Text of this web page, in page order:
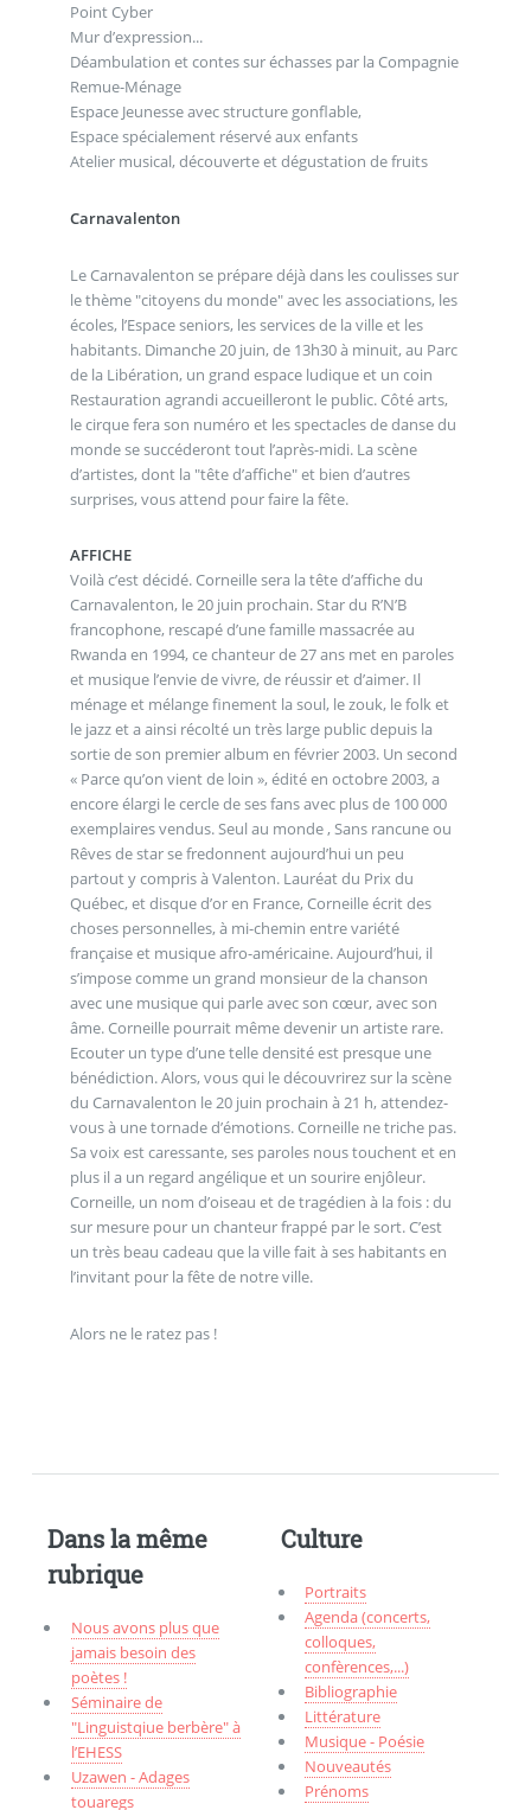
Point Cyber
Mur d’expression...
Déambulation et contes sur échasses par la Compagnie
Remue-Ménage
Espace Jeunesse avec structure gonflable,
Espace spécialement réservé aux enfants
Atelier musical, découverte et dégustation de fruits
Carnavalenton
Le Carnavalenton se prépare déjà dans les coulisses sur
le thème "citoyens du monde" avec les associations, les
écoles, l’Espace seniors, les services de la ville et les
habitants. Dimanche 20 juin, de 13h30 à minuit, au Parc
de la Libération, un grand espace ludique et un coin
Restauration agrandi accueilleront le public. Côté arts,
le cirque fera son numéro et les spectacles de danse du
monde se succéderont tout l’après-midi. La scène
d’artistes, dont la "tête d’affiche" et bien d’autres
surprises, vous attend pour faire la fête.
AFFICHE
Voilà c’est décidé. Corneille sera la tête d’affiche du
Carnavalenton, le 20 juin prochain. Star du R’N’B
francophone, rescapé d’une famille massacrée au
Rwanda en 1994, ce chanteur de 27 ans met en paroles
et musique l’envie de vivre, de réussir et d’aimer. Il
ménage et mélange finement la soul, le zouk, le folk et
le jazz et a ainsi récolté un très large public depuis la
sortie de son premier album en février 2003. Un second
« Parce qu’on vient de loin », édité en octobre 2003, a
encore élargi le cercle de ses fans avec plus de 100 000
exemplaires vendus. Seul au monde , Sans rancune ou
Rêves de star se fredonnent aujourd’hui un peu
partout y compris à Valenton. Lauréat du Prix du
Québec, et disque d’or en France, Corneille écrit des
choses personnelles, à mi-chemin entre variété
française et musique afro-américaine. Aujourd’hui, il
s’impose comme un grand monsieur de la chanson
avec une musique qui parle avec son cœur, avec son
âme. Corneille pourrait même devenir un artiste rare.
Ecouter un type d’une telle densité est presque une
bénédiction. Alors, vous qui le découvrirez sur la scène
du Carnavalenton le 20 juin prochain à 21 h, attendez-
vous à une tornade d’émotions. Corneille ne triche pas.
Sa voix est caressante, ses paroles nous touchent et en
plus il a un regard angélique et un sourire enjôleur.
Corneille, un nom d’oiseau et de tragédien à la fois : du
sur mesure pour un chanteur frappé par le sort. C’est
un très beau cadeau que la ville fait à ses habitants en
l’invitant pour la fête de notre ville.
Alors ne le ratez pas !
Dans la même
rubrique
Nous avons plus que
jamais besoin des
poètes !
Séminaire de
"Linguistqiue berbère" à
l’EHESS
Uzawen - Adages
touaregs
Culture
Portraits
Agenda (concerts,
colloques,
confèrences,...)
Bibliographie
Littérature
Musique - Poésie
Nouveautés
Prénoms